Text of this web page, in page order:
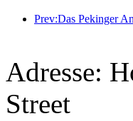
Adresse:
Street